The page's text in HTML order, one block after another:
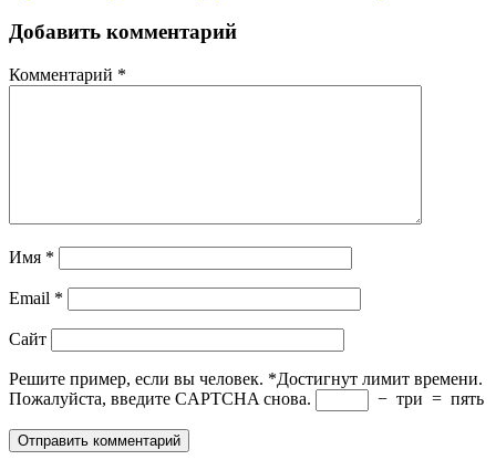
Добавить комментарий
Комментарий *
Имя *
Email *
Сайт
Решите пример, если вы человек. *Достигнут лимит времени.
Пожалуйста, введите CAPTCHA снова.
− три = пять